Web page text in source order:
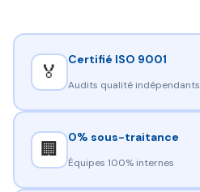
🏅
Certifié ISO 9001
Audits qualité indépendants
🏢
0% sous-traitance
Équipes 100% internes